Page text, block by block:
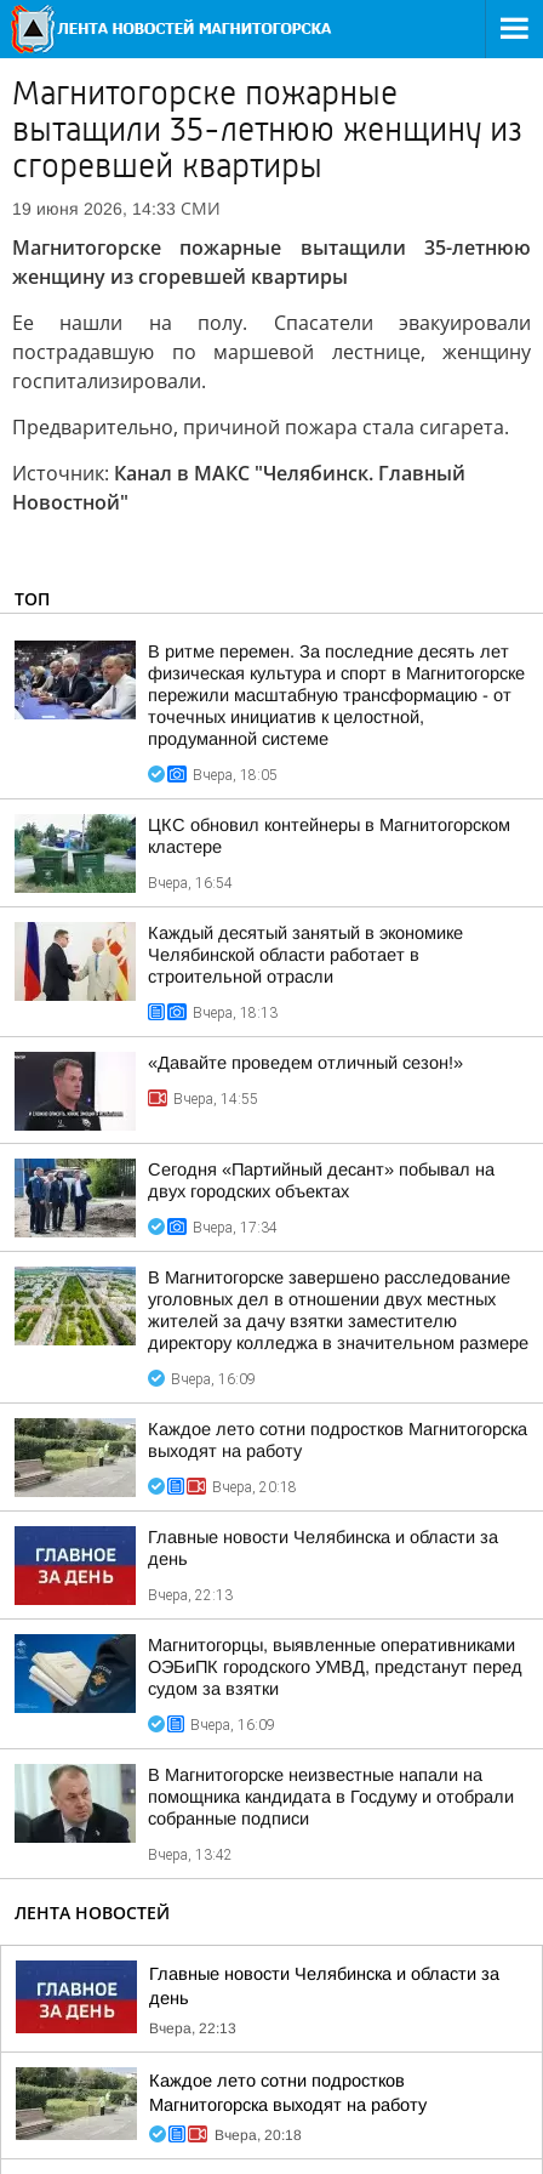
Магнитогорске пожарные
вытащили 35-летнюю женщину из
сгоревшей квартиры
19 июня 2026, 14:33 СМИ
Магнитогорске пожарные вытащили 35-летнюю
женщину из сгоревшей квартиры
Ее нашли на полу. Спасатели эвакуировали
пострадавшую по маршевой лестнице, женщину
госпитализировали.
Предварительно, причиной пожара стала сигарета.
Источник: Канал в МАКС "Челябинск. Главный
Новостной"
ТОП
В ритме перемен. За последние десять лет
физическая культура и спорт в Магнитогорске
пережили масштабную трансформацию - от
точечных инициатив к целостной,
продуманной системе
Вчера, 18:05
ЦКС обновил контейнеры в Магнитогорском
кластере
Вчера, 16:54
Каждый десятый занятый в экономике
Челябинской области работает в
строительной отрасли
Вчера, 18:13
«Давайте проведем отличный сезон!»
Вчера, 14:55
Сегодня «Партийный десант» побывал на
двух городских объектах
Вчера, 17:34
В Магнитогорске завершено расследование
уголовных дел в отношении двух местных
жителей за дачу взятки заместителю
директору колледжа в значительном размере
Вчера, 16:09
Каждое лето сотни подростков Магнитогорска
выходят на работу
Вчера, 20:18
Главные новости Челябинска и области за
день
Вчера, 22:13
Магнитогорцы, выявленные оперативниками
ОЭБиПК городского УМВД, предстанут перед
судом за взятки
Вчера, 16:09
В Магнитогорске неизвестные напали на
помощника кандидата в Госдуму и отобрали
собранные подписи
Вчера, 13:42
ЛЕНТА НОВОСТЕЙ
Главные новости Челябинска и области за
день
Вчера, 22:13
Каждое лето сотни подростков
Магнитогорска выходят на работу
Вчера, 20:18